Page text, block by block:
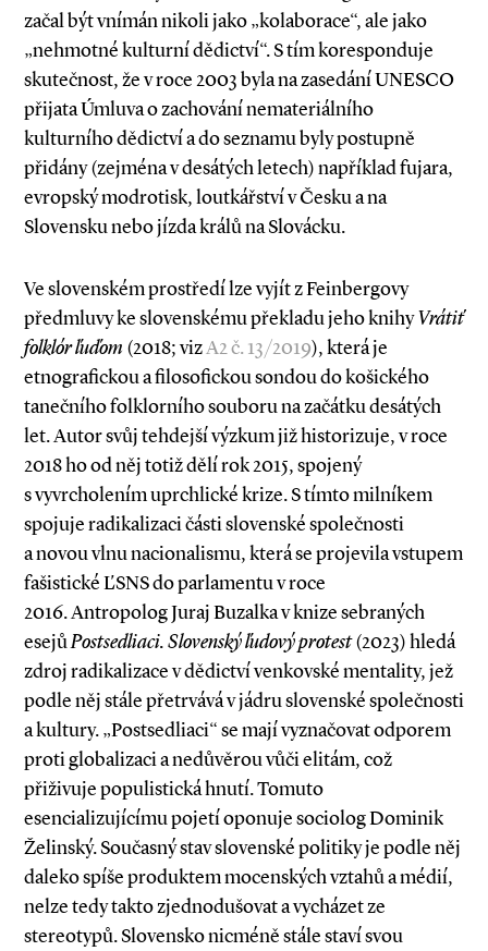
začal být vnímán nikoli jako „kolaborace“, ale jako
„nehmotné kulturní dědictví“. S tím koresponduje
skutečnost, že v roce 2003 byla na zasedání UNESCO
přijata Úmluva o zachování nemateriálního
kulturního dědictví a do seznamu byly postupně
přidány (zejména v desátých letech) například fujara,
evropský modrotisk, loutkářství v Česku a na
Slovensku nebo jízda králů na Slovácku.
Ve slovenském prostředí lze vyjít z Feinbergovy
předmluvy ke slovenskému překladu jeho knihyVrátiť
folklór ľuďom (2018; vizA2 č. 13/2019), která je
etnografickou a filosofickou sondou do košického
tanečního folklorního souboru na začátku desátých
let. Autor svůj tehdejší výzkum již historizuje, v roce
2018 ho od něj totiž dělí rok 2015, spojený
s vyvrcholením uprchlické krize. S tímto milníkem
spojuje radikalizaci části slovenské společnosti
a novou vlnu nacionalismu, která se projevila vstupem
fašistické ĽSNS do parlamentu v roce
2016. Antropolog Juraj Buzalka v knize sebraných
esejůPostsedliaci. Slovenský ľudový protest(2023) hledá
zdroj radikalizace v dědictví venkovské mentality, jež
podle něj stále přetrvává v jádru slovenské společnosti
a kultury. „Postsedliaci“ se mají vyznačovat odporem
proti globalizaci a nedůvěrou vůči elitám, což
přiživuje populistická hnutí. Tomuto
esencializujícímu pojetí oponuje sociolog Dominik
Želinský. Současný stav slovenské politiky je podle něj
daleko spíše produktem mocenských vztahů a médií,
nelze tedy takto zjednodušovat a vycházet ze
stereotypů. Slovensko nicméně stále staví svou